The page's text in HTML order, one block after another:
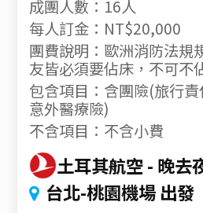
成團人數：16人
每人訂金：NT$20,000
團費說明：歐洲消防法規
友皆必須要佔床，不可不
包含項目：含團險(旅行
意外醫療險)
不含項目：不含小費
土耳其航空 晚去
台北-桃園機場 出發